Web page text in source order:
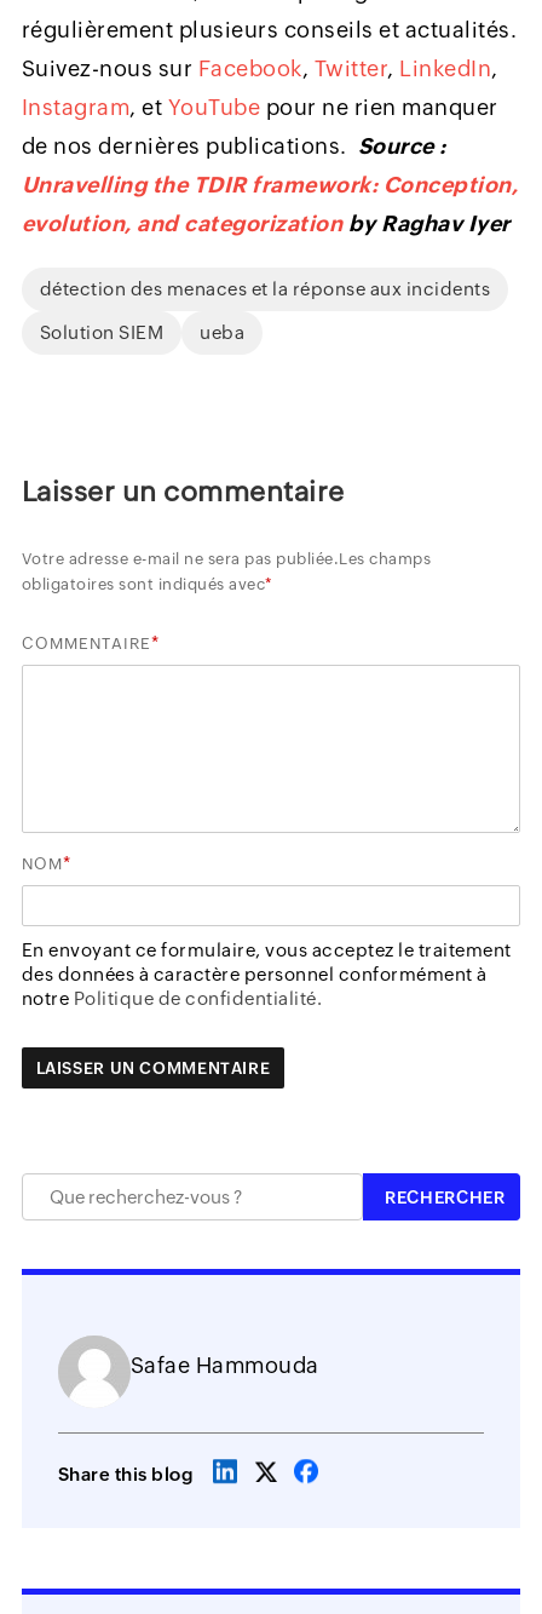
régulièrement plusieurs conseils et actualités.
Suivez-nous sur Facebook, Twitter, LinkedIn,
Instagram, et YouTube pour ne rien manquer
de nos dernières publications. Source :
Unravelling the TDIR framework: Conception,
evolution, and categorizationby Raghav Iyer
détection des menaces et la réponse aux incidents
Solution SIEM ueba
Laisser un commentaire
Votre adresse e-mail ne sera pas publiée.Les champs
obligatoires sont indiqués avec*
COMMENTAIRE*
NOM*
En envoyant ce formulaire, vous acceptez le traitement
des données à caractère personnel conformément à
notre Politique de confidentialité.
Safae Hammouda
Share this blog